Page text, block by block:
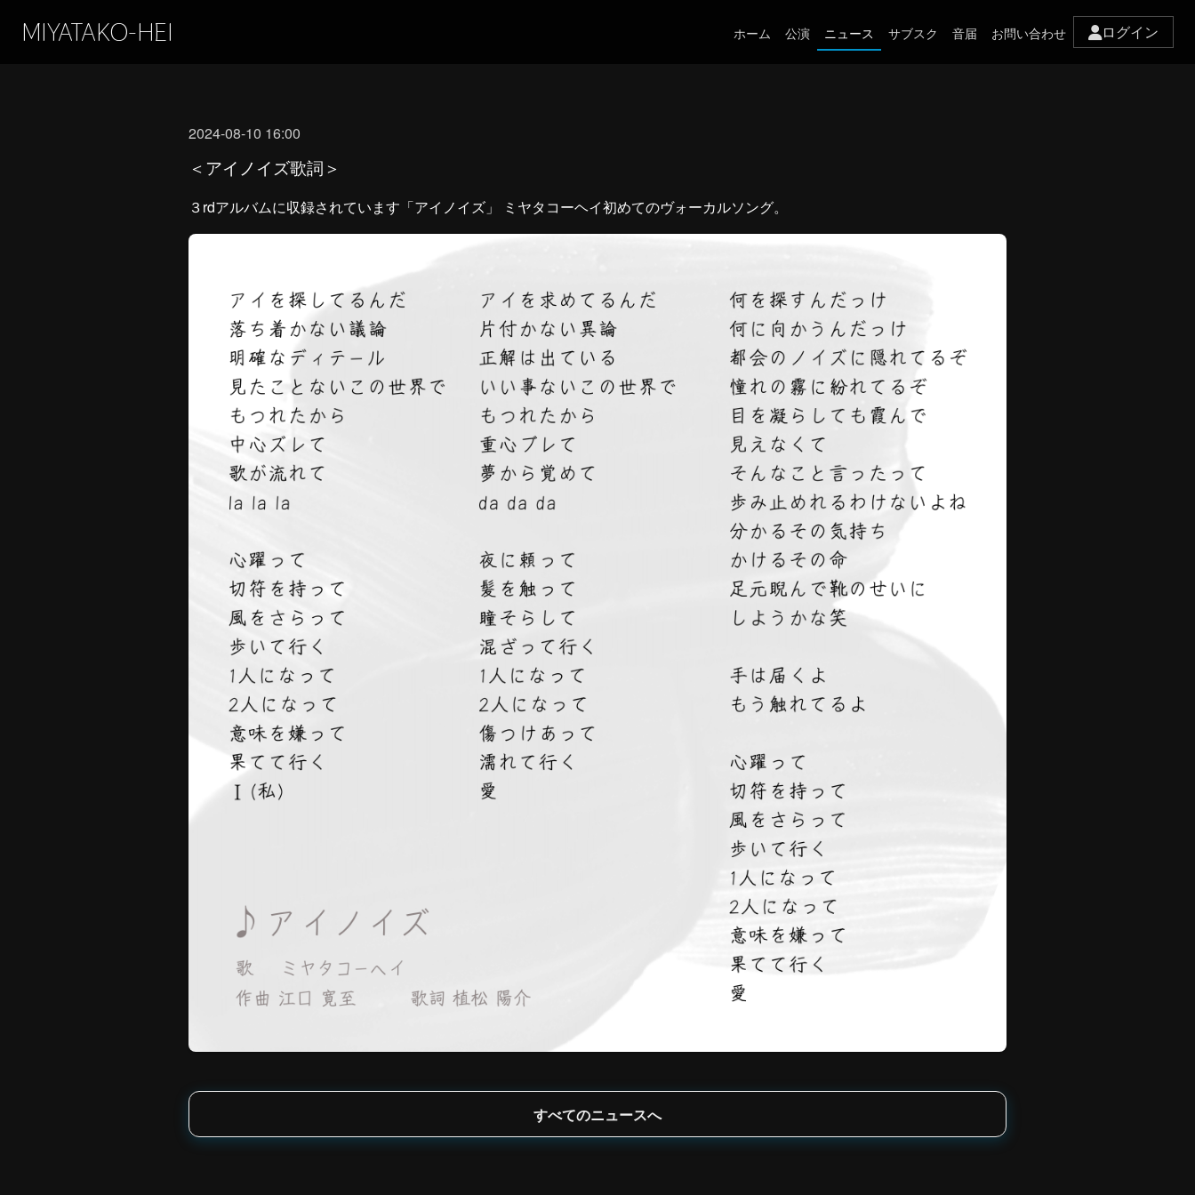
MIYATAKO-HEI ホーム 公演 ニュース サブスク 音届 お問い合わせ ログイン
2024-08-10 16:00
＜アイノイズ歌詞＞
３rdアルバムに収録されています「アイノイズ」 ミヤタコーヘイ初めてのヴォーカルソング。
すべてのニュースへ